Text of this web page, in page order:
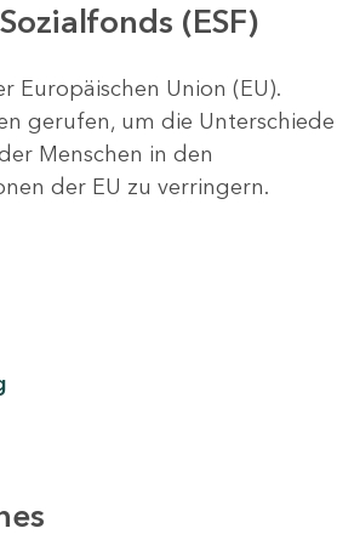
(ESF)
Europäischen Union (EU).
gerufen, um die Unterschiede
Menschen in den
der EU zu verringern.